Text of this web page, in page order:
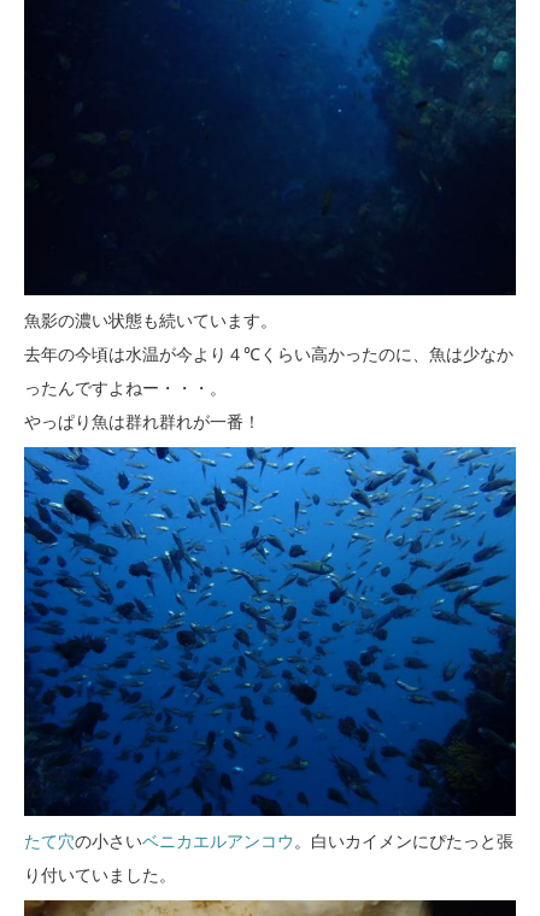
魚影の濃い状態も続いています。
去年の今頃は水温が今より４℃くらい高かったのに、魚は少なか
ったんですよねー・・・。
やっぱり魚は群れ群れが一番！
たて穴の小さいベニカエルアンコウ。白いカイメンにぴたっと張
り付いていました。